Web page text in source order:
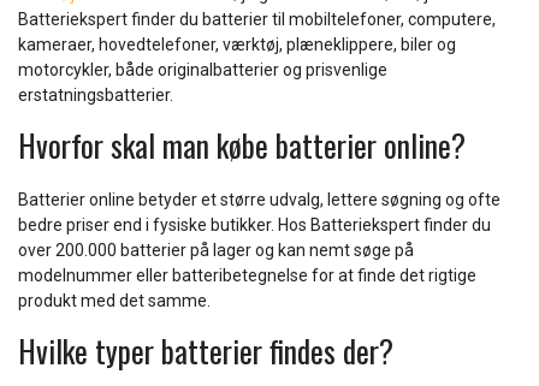
Batteriekspert finder du batterier til mobiltelefoner, computere,
kameraer, hovedtelefoner, værktøj, plæneklippere, biler og
motorcykler, både originalbatterier og prisvenlige
erstatningsbatterier.
Hvorfor skal man købe batterier online?
Batterier online betyder et større udvalg, lettere søgning og ofte
bedre priser end i fysiske butikker. Hos Batteriekspert finder du
over 200.000 batterier på lager og kan nemt søge på
modelnummer eller batteribetegnelse for at finde det rigtige
produkt med det samme.
Hvilke typer batterier findes der?